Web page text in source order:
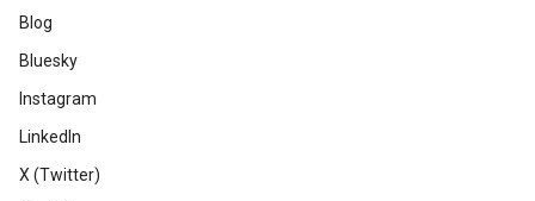
Blog
Bluesky
Instagram
LinkedIn
X (Twitter)